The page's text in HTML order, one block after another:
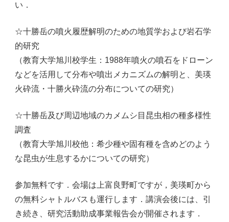
い．
☆十勝岳の噴火履歴解明のための地質学および岩石学
的研究
（教育大学旭川校学生：1988年噴火の噴石をドローン
などを活用して分布や噴出メカニズムの解明と、美瑛
火砕流・十勝火砕流の分布についての研究）
☆十勝岳及び周辺地域のカメムシ目昆虫相の種多様性
調査
（教育大学旭川校他：希少種や固有種を含めどのよう
な昆虫が生息するかについての研究）
参加無料です．会場は上富良野町ですが，美瑛町から
の無料シャトルバスも運行します．講演会後には、引
き続き、研究活動助成事業報告会が開催されます．